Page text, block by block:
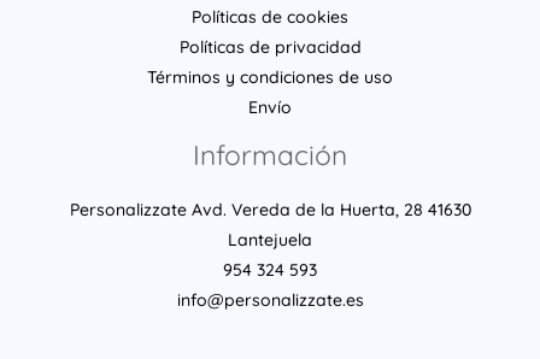
Políticas de cookies
Políticas de privacidad
Términos y condiciones de uso
Envío
Información
Personalizzate Avd. Vereda de la Huerta, 28 41630
Lantejuela
954 324 593
info@personalizzate.es